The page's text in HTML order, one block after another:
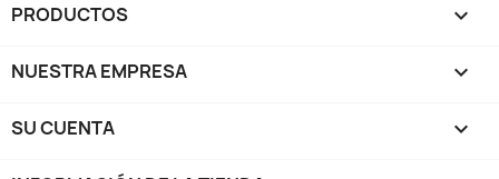
PRODUCTOS 
NUESTRA EMPRESA 
SU CUENTA 